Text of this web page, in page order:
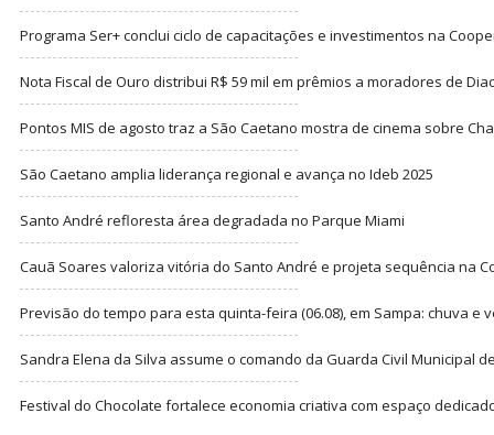
Programa Ser+ conclui ciclo de capacitações e investimentos na
Nota Fiscal de Ouro distribui R$ 59 mil em prêmios a moradores de
Pontos MIS de agosto traz a São Caetano mostra de cinema sobre
São Caetano amplia liderança regional e avança no Ideb 2025
Santo André refloresta área degradada no Parque Miami
Cauã Soares valoriza vitória do Santo André e projeta sequência na
Previsão do tempo para esta quinta-feira (06.08), em Sampa: chuva e
Sandra Elena da Silva assume o comando da Guarda Civil Municipal
Festival do Chocolate fortalece economia criativa com espaço